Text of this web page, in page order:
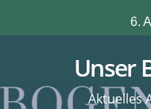
Inhalt
6.
Unser
Aktuelles